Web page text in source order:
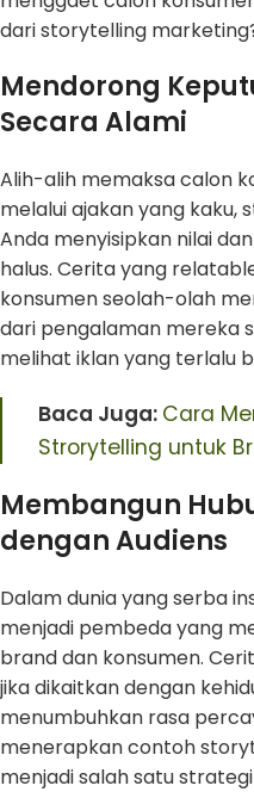
dari storytelling
Mendorong
Secara Alami
Alih-alih memaksa calon
melalui ajakan yang kaku,
Anda menyisipkan nilai
halus. Cerita yang
konsumen seolah-olah
dari pengalaman mereka
melihat iklan yang terlalu
Baca Juga: Cara
Strorytelling untuk
Membangun
dengan Audiens
Dalam dunia yang serba
menjadi pembeda yang
brand dan konsumen.
jika dikaitkan dengan
menumbuhkan rasa
menerapkan contoh
menjadi salah satu